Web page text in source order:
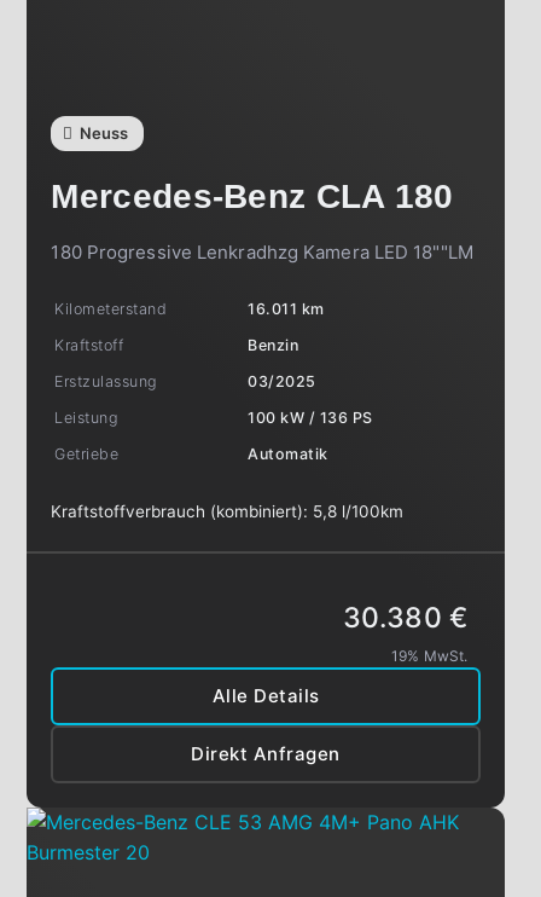
Neuss
Mercedes-Benz CLA 180
180 Progressive Lenkradhzg Kamera LED 18""LM
Kilometerstand
16.011 km
Kraftstoff
Benzin
Erstzulassung
03/2025
Leistung
100 kW / 136 PS
Getriebe
Automatik
Kraftstoffverbrauch (kombiniert): 5,8 l/100km
Alle Details
Direkt Anfragen
30.380 €
19% MwSt.